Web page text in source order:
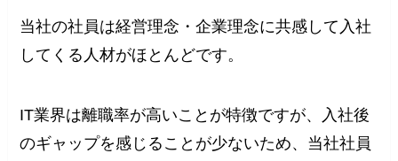
当社の社員は経営理念・企業理念に共感して入社
してくる人材がほとんどです。
IT業界は離職率が高いことが特徴ですが、入社後
のギャップを感じることが少ないため、当社社員